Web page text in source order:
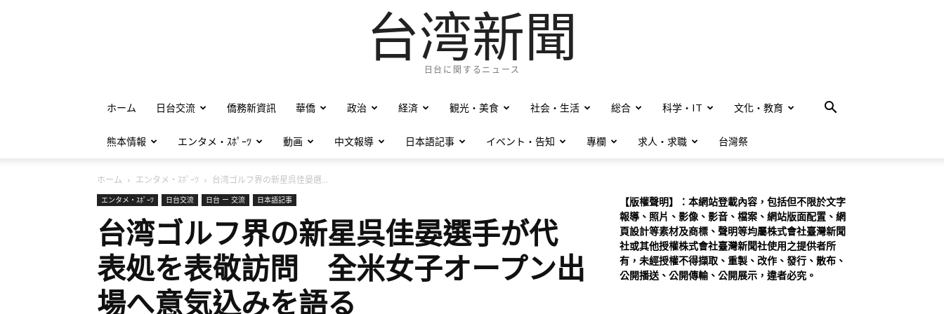
台湾新聞
日台に関するニュース
ホーム 日台交流 僑務新資訊 華僑 政治 経済 観光・美食 社会・生活 総合 科学・IT 文化・教育
熊本情報 エンタメ・ｽﾎﾟｰﾂ 動画 中文報導 日本語記事 イベント・告知 專欄 求人・求職 台灣祭
ホーム エンタメ・ｽﾎﾟｰﾂ 台湾ゴルフ界の新星呉佳晏選...
エンタメ・ｽﾎﾟｰﾂ 日台交流 日台 ー 交流 日本語記事
台湾ゴルフ界の新星呉佳晏選手が代
表処を表敬訪問 全米女子オープン出
場へ意気込みを語る
【版權聲明】：本網站登載內容，包括但不限於文字
報導、照片、影像、影音、檔案、網站版面配置、網
頁設計等素材及商標、聲明等均屬株式會社臺灣新聞
社或其他授權株式會社臺灣新聞社使用之提供者所
有，未經授權不得擷取、重製、改作、發行、散布、
公開播送、公開傳輸、公開展示，違者必究。